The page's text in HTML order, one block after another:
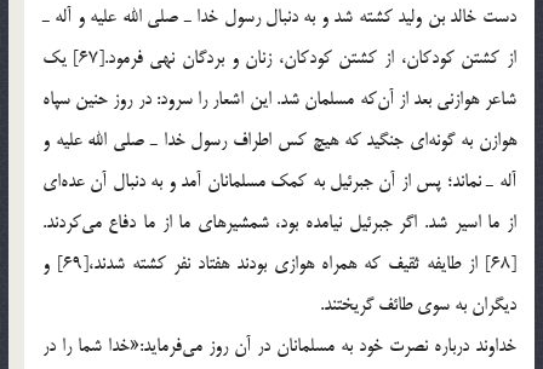
دست خالد بن ولید كشته شد و به دنبال رسول خدا ـ صلی الله علیه و آله ـ
از كشتن كودكان، از كشتن كودكان، زنان و بردگان نهی فرمود.[67] یك
شاعر هوازنی بعد از آن‌كه مسلمان شد. این اشعار را سرود: در روز حنین سپاه
هوازن به گونه‌ای جنگید كه هیچ كس اطراف رسول خدا ـ صلی الله علیه و
آله ـ نماند؛ پس از آن جبرئیل به كمك مسلمانان آمد و به دنبال آن عده‌ای
از ما اسیر شد. اگر جبرئیل نیامده بود، شمشیرهای ما از ما دفاع می‌كردند.
[68] از طایفه ثقیف كه همراه هوازی بودند هفتاد نفر كشته شدند،[69] و
دیگران به سوی طائف گریختند.
خداوند درباره نصرت خود به مسلمانان در آن روز می‌فرماید:«خدا شما را در